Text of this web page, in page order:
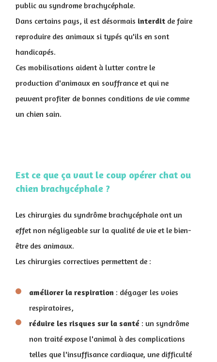
public au syndrome brachycéphale.
Dans certains pays, il est désormais interdit de faire
reproduire des animaux si typés qu'ils en sont
handicapés.
Ces mobilisations aident à lutter contre le
production d'animaux en souffrance et qui ne
peuvent profiter de bonnes conditions de vie comme
un chien sain.
Est ce que ça vaut le coup opérer chat ou
chien brachycéphale ?
Les chirurgies du syndrôme brachycéphale ont un
effet non négligeable sur la qualité de vie et le bien-
être des animaux.
Les chirurgies correctives permettent de :
améliorer la respiration : dégager les voies
respiratoires,
réduire les risques sur la santé : un syndrôme
non traité expose l'animal à des complications
telles que l'insuffisance cardiaque, une difficulté